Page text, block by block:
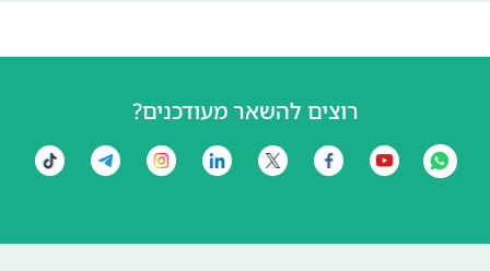
רוצים להשאר מעודכנים?